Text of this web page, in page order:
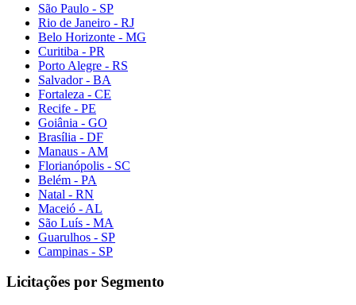
São Paulo - SP
Rio de Janeiro - RJ
Belo Horizonte - MG
Curitiba - PR
Porto Alegre - RS
Salvador - BA
Fortaleza - CE
Recife - PE
Goiânia - GO
Brasília - DF
Manaus - AM
Florianópolis - SC
Belém - PA
Natal - RN
Maceió - AL
São Luís - MA
Guarulhos - SP
Campinas - SP
Licitações por Segmento